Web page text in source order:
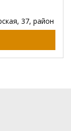
37, район